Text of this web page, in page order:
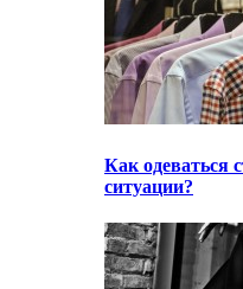
Как одеваться
ситуации?